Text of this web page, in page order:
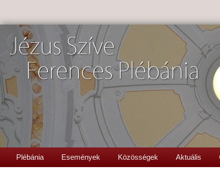
Jézus Szíve
Ferences Plébánia
Plébánia Események Közösségek Aktuális